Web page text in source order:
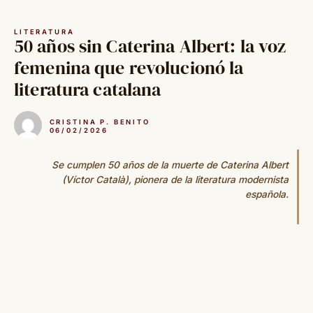
contenido
LITERATURA
50 años sin Caterina Albert: la voz
femenina que revolucionó la
literatura catalana
CRISTINA P. BENITO
06/02/2026
Se cumplen 50 años de la muerte de Caterina Albert
(Víctor Català), pionera de la literatura modernista
española.